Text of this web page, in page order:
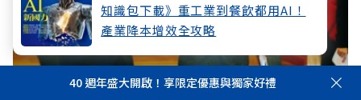
知識包下載》重工業到餐飲都用AI！
產業降本增效全攻略
40 週年盛大開啟！享限定優惠與獨家好禮